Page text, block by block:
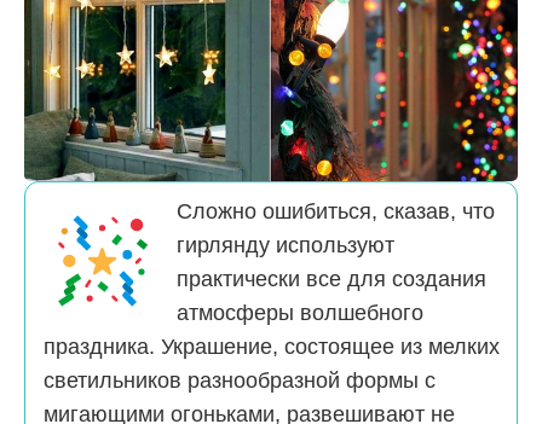
Сложно ошибиться, сказав, что
гирлянду используют
практически все для создания
атмосферы волшебного
праздника. Украшение, состоящее из мелких
светильников разнообразной формы с
мигающими огоньками, развешивают не